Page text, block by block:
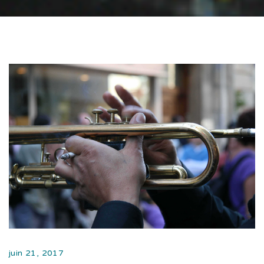
juin 21, 2017